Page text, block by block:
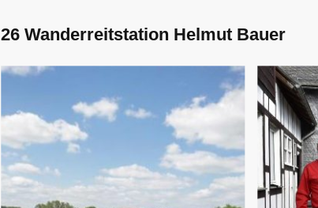
26 Wanderreitstation Helmut Bauer